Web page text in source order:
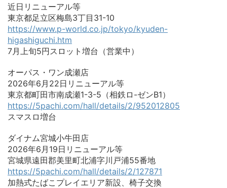
近日リニューアル等
東京都足立区梅島3丁目31-10
https://www.p-world.co.jp/tokyo/kyuden-
higashiguchi.htm
7月上旬5円スロット増台（営業中）
オーパス・ワン成瀬店
2026年6月22日リニューアル等
東京都町田市南成瀬1-3-5（相鉄ロ-ゼンB1）
https://5pachi.com/hall/details/2/952012805
スマスロ増台
ダイナム宮城小牛田店
2026年6月19日リニューアル等
宮城県遠田郡美里町北浦字川戸浦55番地
https://5pachi.com/hall/details/2/127871
加熱式たばこプレイエリア新設、椅子交換